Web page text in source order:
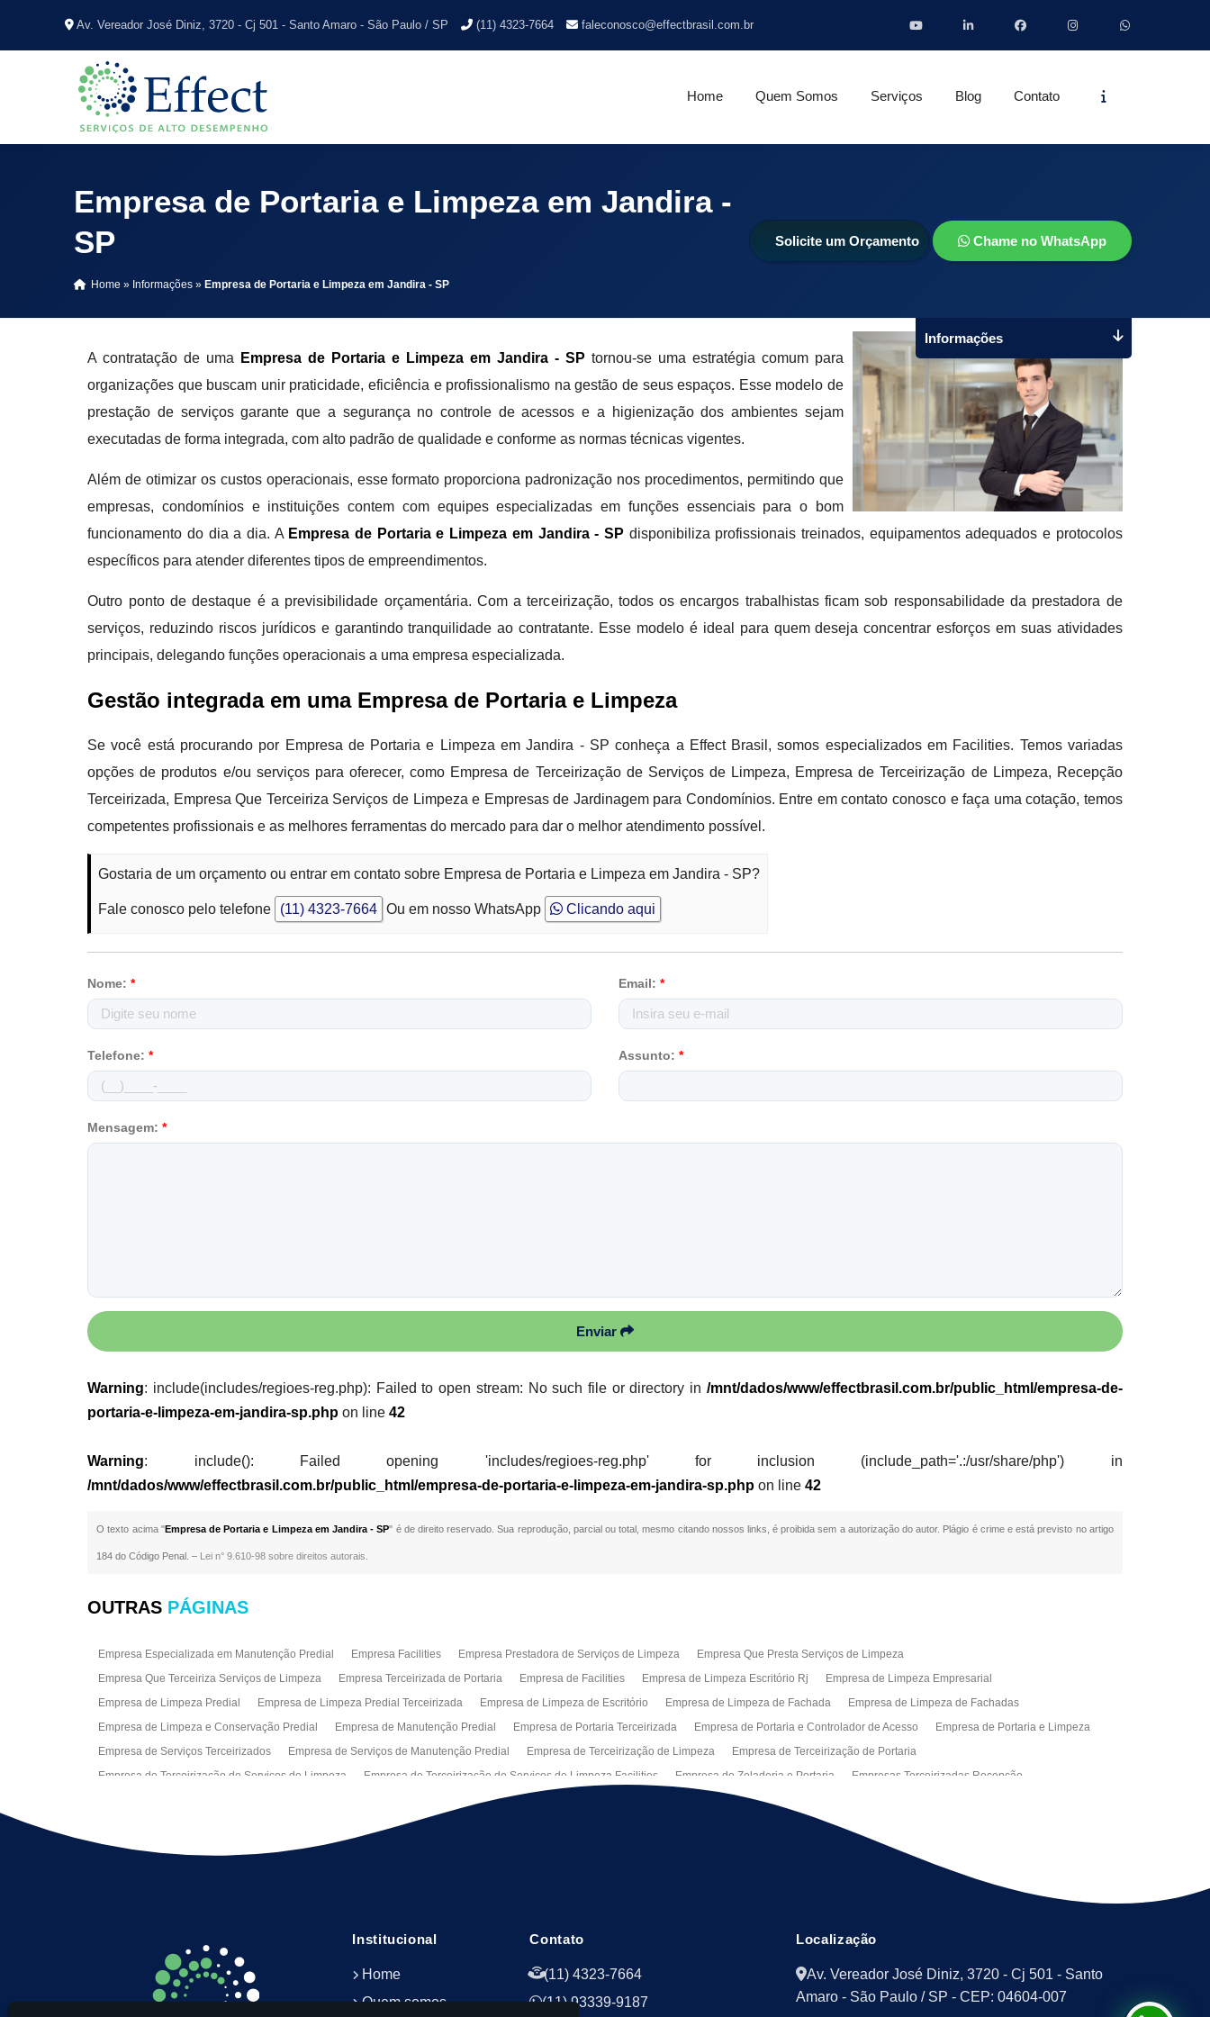
Av. Vereador José Diniz, 3720 - Cj 501 - Santo Amaro - São Paulo / SP (11) 4323-7664 faleconosco@effectbrasil.com.br
Home Quem Somos Serviços Blog Contato
Empresa de Portaria e Limpeza em Jandira -
SP
Home » Informações » Empresa de Portaria e Limpeza em Jandira - SP
Solicite um Orçamento Chame no WhatsApp
A contratação de uma Empresa de Portaria e Limpeza em Jandira - SP tornou-se uma estratégia comum para
organizações que buscam unir praticidade, eficiência e profissionalismo na gestão de seus espaços. Esse modelo de
prestação de serviços garante que a segurança no controle de acessos e a higienização dos ambientes sejam
executadas de forma integrada, com alto padrão de qualidade e conforme as normas técnicas vigentes.
Além de otimizar os custos operacionais, esse formato proporciona padronização nos procedimentos, permitindo que
empresas, condomínios e instituições contem com equipes especializadas em funções essenciais para o bom
funcionamento do dia a dia. A Empresa de Portaria e Limpeza em Jandira - SP disponibiliza profissionais treinados, equipamentos adequados e protocolos
específicos para atender diferentes tipos de empreendimentos.
Outro ponto de destaque é a previsibilidade orçamentária. Com a terceirização, todos os encargos trabalhistas ficam sob responsabilidade da prestadora de
serviços, reduzindo riscos jurídicos e garantindo tranquilidade ao contratante. Esse modelo é ideal para quem deseja concentrar esforços em suas atividades
principais, delegando funções operacionais a uma empresa especializada.
Gestão integrada em uma Empresa de Portaria e Limpeza
Se você está procurando por Empresa de Portaria e Limpeza em Jandira - SP conheça a Effect Brasil, somos especializados em Facilities. Temos variadas
opções de produtos e/ou serviços para oferecer, como Empresa de Terceirização de Serviços de Limpeza, Empresa de Terceirização de Limpeza, Recepção
Terceirizada, Empresa Que Terceiriza Serviços de Limpeza e Empresas de Jardinagem para Condomínios. Entre em contato conosco e faça uma cotação, temos
competentes profissionais e as melhores ferramentas do mercado para dar o melhor atendimento possível.
Gostaria de um orçamento ou entrar em contato sobre Empresa de Portaria e Limpeza em Jandira - SP?
Fale conosco pelo telefone (11) 4323-7664 Ou em nosso WhatsApp Clicando aqui
Nome:* Email: *
Telefone:* Assunto: *
Mensagem:*
Enviar
Warning: include(includes/regioes-reg.php): Failed to open stream: No such file or directory in /mnt/dados/www/effectbrasil.com.br/public_html/empresa-de-
portaria-e-limpeza-em-jandira-sp.php on line42
Warning: include(): Failed opening 'includes/regioes-reg.php' for inclusion (include_path='.:/usr/share/php') in
/mnt/dados/www/effectbrasil.com.br/public_html/empresa-de-portaria-e-limpeza-em-jandira-sp.php on line42
O texto acima "Empresa de Portaria e Limpeza em Jandira - SP" é de direito reservado. Sua reprodução, parcial ou total, mesmo citando nossos links, é proibida sem a autorização do autor. Plágio é crime e está previsto no artigo
184 do Código Penal. – Lei n° 9.610-98 sobre direitos autorais
Informações
OUTRAS PÁGINAS
Empresa Especializada em Manutenção Predial Empresa Facilities Empresa Prestadora de Serviços de Limpeza
Empresa Que Presta Serviços de Limpeza
Empresa Que Terceiriza Serviços de Limpeza
Empresa Terceirizada de Portaria Empresa de Facilities Empresa de Limpeza Escritório Rj
Empresa de Limpeza Empresarial
Empresa de Limpeza Predial
Empresa de Limpeza Predial Terceirizada Empresa de Limpeza de Escritório Empresa de Limpeza de Fachada
Empresa de Limpeza de Fachadas
Empresa de Limpeza e Conservação Predial
Empresa de Manutenção Predial Empresa de Portaria Terceirizada Empresa de Portaria e Controlador de Acesso
Empresa de Portaria e Limpeza
Empresa de Serviços Terceirizados
Empresa de Serviços de Manutenção Predial Empresa de Terceirização de Limpeza
Empresa de Terceirização de Portaria
Empresa de Terceirização de Serviços de Limpeza
Empresa de Terceirização de Serviços de Limpeza Facilities Empresa de Zeladoria e Portaria
Empresas Terceirizadas Recepção
Empresas de Manutenção Predial Rj Jardinagem para Empresa
Limpeza de Fachadas de Predios Recepção Terceirizada
Serviço de Limpeza Empresarial
Serviço de Limpeza Predial Serviços da Terceirização de Manutenção Predial
Institucional
Home
Quem somos
Contato
(11) 4323-7664
(11) 93339-9187
Localização
Av. Vereador José Diniz, 3720 - Cj 501 - Santo
Amaro - São Paulo / SP - CEP: 04604-007